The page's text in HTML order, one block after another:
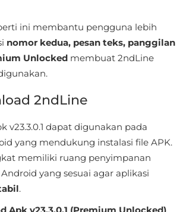
ini membantu pengguna lebih
nomor kedua, pesan teks, panggilan
Unlocked membuat 2ndLine
2ndLine
v23.3.0.1 dapat digunakan pada
yang mendukung instalasi file APK.
memiliki ruang penyimpanan
yang sesuai agar aplikasi
.